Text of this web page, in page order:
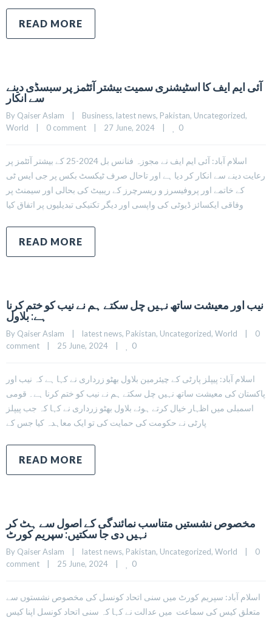
READ MORE
آئی ایم ایف کا اسٹیشنری سمیت بیشتر آئٹمز پر سبسڈی دینے
سے انکار
By Qaiser Aslam Business, latest news, Pakistan, Uncategorized
World
0 comment 27 June, 2024 0
اسلام آباد: آئی ایم ایف نے مجوزہ فنانس بل 2024-25 کے بیشتر آئٹمز پر
رعایت دینے سے انکار کر دیا ہے اور تاحال صرف ٹیکسٹ بکس پر جی ایس ٹی
کے خاتمے اور پروفیسرز و ریسرچرز کے ریبیٹ کی بحالی اور سیمنٹ پر
وفاقی ایکسائز ڈیوٹی کی واپسی اور دیگر تکنیکی تبدیلیوں پر اتفاق کیا
READ MORE
نیب اور معیشت ساتھ نہیں چل سکتے ہم نے نیب کو ختم کرنا
ہے: بلاول
By Qaiser Aslam latest news, Pakistan, Uncategorized, World
0
comment
25 June, 2024 0
اسلام آباد: پیپلز پارٹی کے چیئرمین بلاول بھٹو زرداری نے کہا ہے کہ نیب اور
پاکستان کی معیشت ساتھ نہیں چل سکتے ہم نے نیب کو ختم کرنا ہے۔ قومی
اسمبلی میں اظہار خیال کرتے ہوئے بلاول بھٹو زرداری نے کہا کہ جب پیپلز
پارٹی نے حکومت کی حمایت کی تو ایک معاہدہ کیا جس کے
READ MORE
مخصوص نشستیں متناسب نمائندگی کے اصول سے ہٹ کر
نہیں دی جا سکتیں: سپریم کورٹ
By Qaiser Aslam latest news, Pakistan, Uncategorized, World
0
comment
25 June, 2024 0
اسلام آباد: سپریم کورٹ میں سنی اتحاد کونسل کی مخصوص نشستوں سے
متعلق کیس کی سماعت میں عدالت نے کہا کہ سنی اتحاد کونسل اپنا کیس